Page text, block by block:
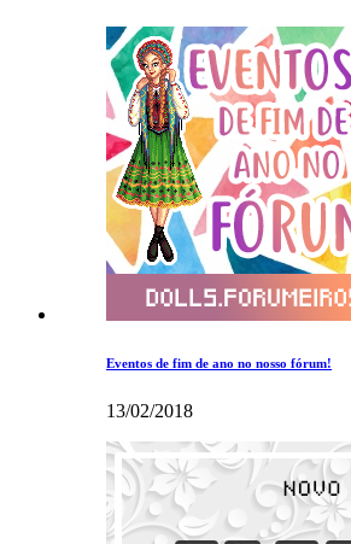
Eventos de fim de ano no nosso fórum!
13/02/2018